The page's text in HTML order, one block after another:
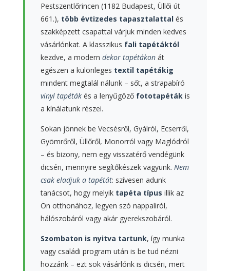
Pestszentlőrincen (1182 Budapest, Üllői út
661.), több évtizedes tapasztalattalés
szakképzett csapattal várjuk minden kedves
vásárlónkat. A klasszikus fali tapétáktól
kezdve, a modern dekor tapétákonát
egészen a különleges textil tapétákig
mindent megtalál nálunk – sőt, a strapabíró
vinyl tapétákés a lenyűgöző fototapétákis
a kínálatunk részei.
Sokan jönnek be Vecsésről, Gyálról, Ecserről,
Gyömrőről, Üllőről, Monorról vagy Maglódról
– és bizony, nem egy visszatérő vendégünk
dicséri, mennyire segítőkészek vagyunk. Nem
csak eladjuk a tapétát: szívesen adunk
tanácsot, hogy melyik tapéta típus illik az
Ön otthonához, legyen szó nappaliról,
hálószobáról vagy akár gyerekszobáról.
Szombaton is nyitva tartunk, így munka
vagy családi program után is be tud nézni
hozzánk – ezt sok vásárlónk is dicséri, mert